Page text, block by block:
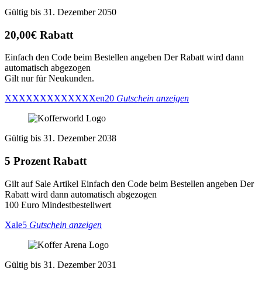
Gültig bis 31. Dezember 2050
20,00€ Rabatt
Einfach den Code beim Bestellen angeben Der Rabatt wird dann
automatisch abgezogen
Gilt nur für Neukunden.
XXXXXXXXXXXXXen20 Gutschein anzeigen
Gültig bis 31. Dezember 2038
5 Prozent Rabatt
Gilt auf Sale Artikel Einfach den Code beim Bestellen angeben Der
Rabatt wird dann automatisch abgezogen
100 Euro Mindestbestellwert
Xale5 Gutschein anzeigen
Gültig bis 31. Dezember 2031